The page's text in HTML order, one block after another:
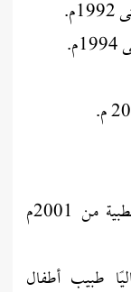
في وزارة الصحة القطرية ومؤسسة حمد الطبية من 2001م
طبيب أطفال